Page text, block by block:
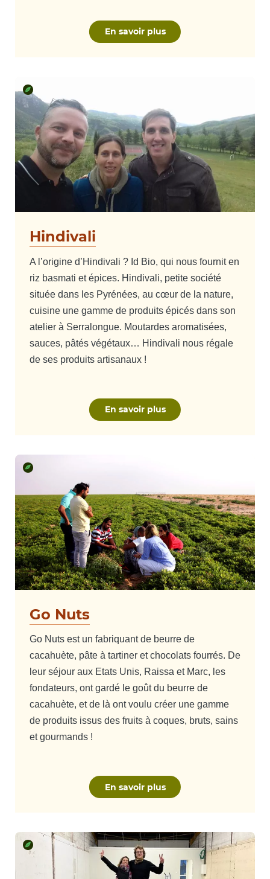
En savoir plus
Hindivali
A l’origine d’Hindivali ? Id Bio, qui nous fournit en
riz basmati et épices. Hindivali, petite société
située dans les Pyrénées, au cœur de la nature,
cuisine une gamme de produits épicés dans son
atelier à Serralongue. Moutardes aromatisées,
sauces, pâtés végétaux… Hindivali nous régale
de ses produits artisanaux !
En savoir plus
Go Nuts
Go Nuts est un fabriquant de beurre de
cacahuète, pâte à tartiner et chocolats fourrés. De
leur séjour aux Etats Unis, Raissa et Marc, les
fondateurs, ont gardé le goût du beurre de
cacahuète, et de là ont voulu créer une gamme
de produits issus des fruits à coques, bruts, sains
et gourmands !
En savoir plus